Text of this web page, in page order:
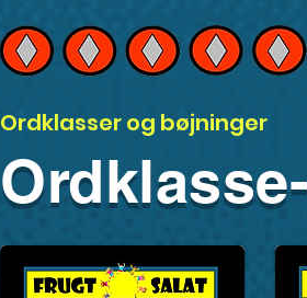
Ordklasser og bøjninger